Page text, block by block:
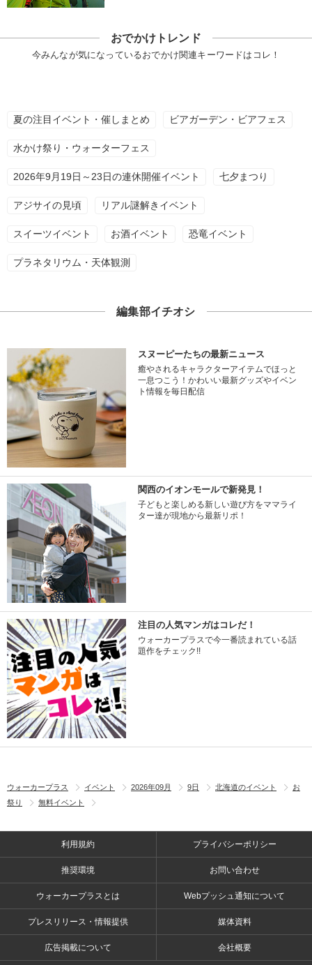
おでかけトレンド
今みんなが気になっているおでかけ関連キーワードはコレ！
夏の注目イベント・催しまとめ ビアガーデン・ビアフェス
水かけ祭り・ウォーターフェス
2026年9月19日～23日の連休開催イベント 七夕まつり
アジサイの見頃 リアル謎解きイベント
スイーツイベント お酒イベント 恐竜イベント
プラネタリウム・天体観測
編集部イチオシ
スヌーピーたちの最新ニュース
癒やされるキャラクターアイテムでほっと
一息つこう！かわいい最新グッズやイベン
ト情報を毎日配信
関西のイオンモールで新発見！
子どもと楽しめる新しい遊び方をママライ
ター達が現地から最新リポ！
注目の人気マンガはコレだ！
ウォーカープラスで今一番読まれている話
題作をチェック!!
ウォーカープラス イベント 2026年09月 9日 北海道のイベント
お
祭り
無料イベント
利用規約 プライバシーポリシー
推奨環境 お問い合わせ
ウォーカープラスとは Webプッシュ通知について
プレスリリース・情報提供 媒体資料
広告掲載について 会社概要